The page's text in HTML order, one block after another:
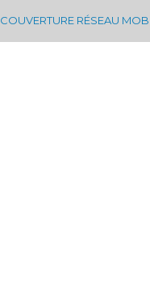
COUVERTURE RÉSEAU